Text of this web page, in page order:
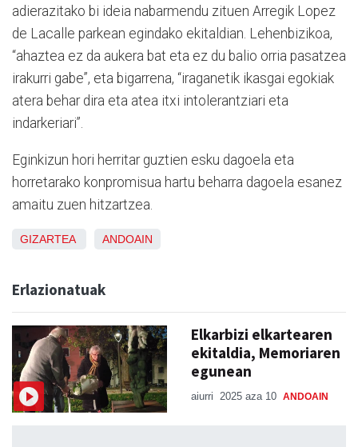
adierazitako bi ideia nabarmendu zituen Arregik Lopez
de Lacalle parkean egindako ekitaldian. Lehenbizikoa,
“ahaztea ez da aukera bat eta ez du balio orria pasatzea
irakurri gabe”, eta bigarrena, “iraganetik ikasgai egokiak
atera behar dira eta atea itxi intolerantziari eta
indarkeriari”.
Eginkizun hori herritar guztien esku dagoela eta
horretarako konpromisua hartu beharra dagoela esanez
amaitu zuen hitzartzea.
GIZARTEA ANDOAIN
Erlazionatuak
Elkarbizi elkartearen
ekitaldia, Memoriaren
egunean
aiurri 2025 aza 10 ANDOAIN